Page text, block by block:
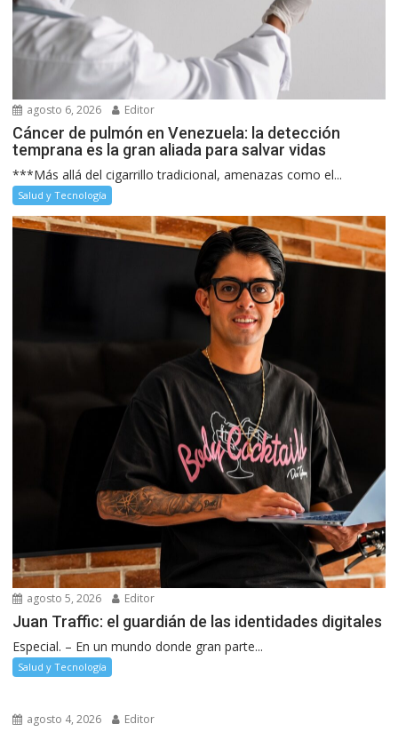
agosto 6, 2026 Editor
Cáncer de pulmón en Venezuela: la detección
temprana es la gran aliada para salvar vidas
***Más allá del cigarrillo tradicional, amenazas como el...
Salud y Tecnología
agosto 5, 2026 Editor
Juan Traffic: el guardián de las identidades digitales
Especial. – En un mundo donde gran parte...
Salud y Tecnología
agosto 4, 2026 Editor